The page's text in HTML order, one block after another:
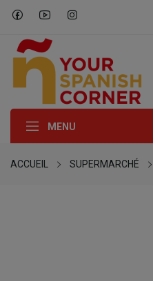
MENU
ACCUEIL SUPERMARCHÉ